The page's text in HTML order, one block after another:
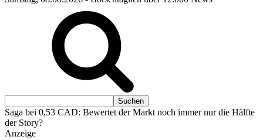
Saga bei 0,53 CAD: Bewertet der Markt noch immer nur die Hälfte
der Story?
Anzeige